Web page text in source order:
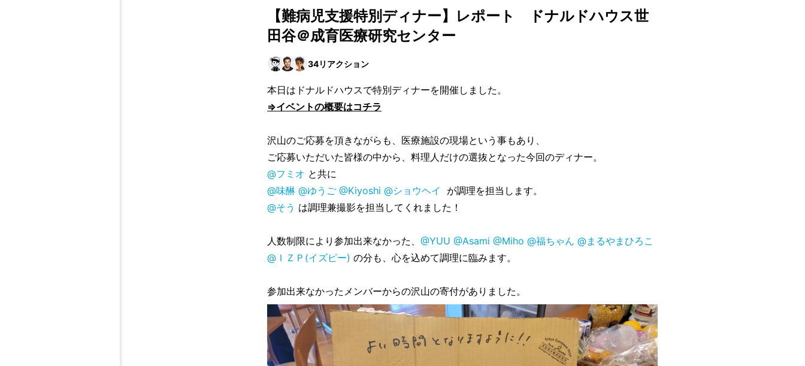
【難病児支援特別ディナー】レポート ドナルドハウス世
田谷＠成育医療研究センター
34リアクション
本日はドナルドハウスで特別ディナーを開催しました。
⇒イベントの概要はコチラ
沢山のご応募を頂きながらも、医療施設の現場という事もあり、
ご応募いただいた皆様の中から、料理人だけの選抜となった今回のディナー。
@フミオ と共に
@味醂 @ゆうご @Kiyoshi @ショウヘイ
が調理を担当します。
@そう は調理兼撮影を担当してくれました！
人数制限により参加出来なかった、 @YUU @Asami @Miho @福ちゃん @まるやまひろこ
@ＩＺＰ(イズピー) の分も、心を込めて調理に臨みます。
参加出来なかったメンバーからの沢山の寄付がありました。